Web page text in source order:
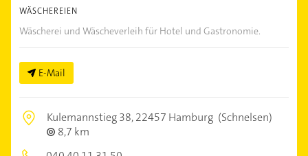
WÄSCHEREIEN
Wäscherei und Wäscheverleih für Hotel und Gastronomie.
E-Mail
Kulemannstieg 38,22457 Hamburg (Schnelsen)
8,7 km